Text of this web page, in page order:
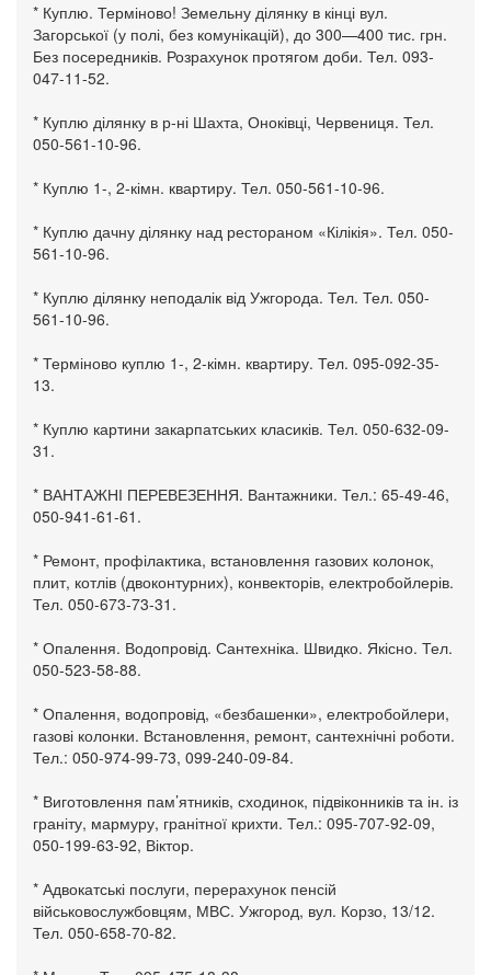
* Куплю. Терміново! Земельну ділянку в кінці вул.
Загорської (у полі, без комунікацій), до 300—400 тис. грн.
Без посередників. Розрахунок протягом доби. Тел. 093-
047-11-52.
* Куплю ділянку в р-ні Шахта, Оноківці, Червениця. Тел.
050-561-10-96.
* Куплю 1-, 2-кімн. квартиру. Тел. 050-561-10-96.
* Куплю дачну ділянку над рестораном «Кілікія». Тел. 050-
561-10-96.
* Куплю ділянку неподалік від Ужгорода. Тел. Тел. 050-
561-10-96.
* Терміново куплю 1-, 2-кімн. квартиру. Тел. 095-092-35-
13.
* Куплю картини закарпатських класиків. Тел. 050-632-09-
31.
* ВАНТАЖНІ ПЕРЕВЕЗЕННЯ. Вантажники. Тел.: 65-49-46,
050-941-61-61.
* Ремонт, профілактика, встановлення газових колонок,
плит, котлів (двоконтурних), конвекторів, електробойлерів.
Тел. 050-673-73-31.
* Опалення. Водопровід. Сантехніка. Швидко. Якісно. Тел.
050-523-58-88.
* Опалення, водопровід, «безбашенки», електробойлери,
газові колонки. Встановлення, ремонт, сантехнічні роботи.
Тел.: 050-974-99-73, 099-240-09-84.
* Виготовлення пам’ятників, сходинок, підвіконників та ін. із
граніту, мармуру, гранітної крихти. Тел.: 095-707-92-09,
050-199-63-92, Віктор.
* Адвокатські послуги, перерахунок пенсій
військовослужбовцям, МВС. Ужгород, вул. Корзо, 13/12.
Тел. 050-658-70-82.